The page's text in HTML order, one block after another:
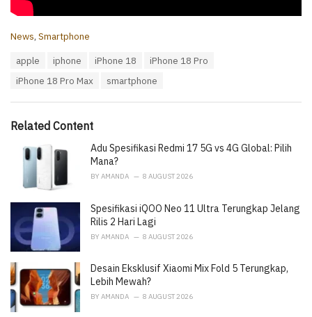
C
i
News, Smartphone
apple iphone iPhone 18
iPhone 18 Pro
iPhone 18 Pro Max
smartphone
Related Content
Adu Spesifikasi Redmi 17 5G vs 4G Global: Pilih
Mana?
BY AMANDA 8 AUGUST 2026
Spesifikasi iQOO Neo 11 Ultra Terungkap Jelang
Rilis 2 Hari Lagi
BY AMANDA 8 AUGUST 2026
Desain Eksklusif Xiaomi Mix Fold 5 Terungkap,
Lebih Mewah?
BY AMANDA 8 AUGUST 2026